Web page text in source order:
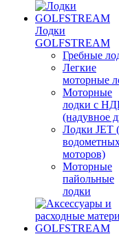
Лодки
GOLFSTREAM
Гребные
Легкие
моторные
Моторные
лодки с
(надувное
Лодки JET
моторов)
Моторные
пайольные
лодки